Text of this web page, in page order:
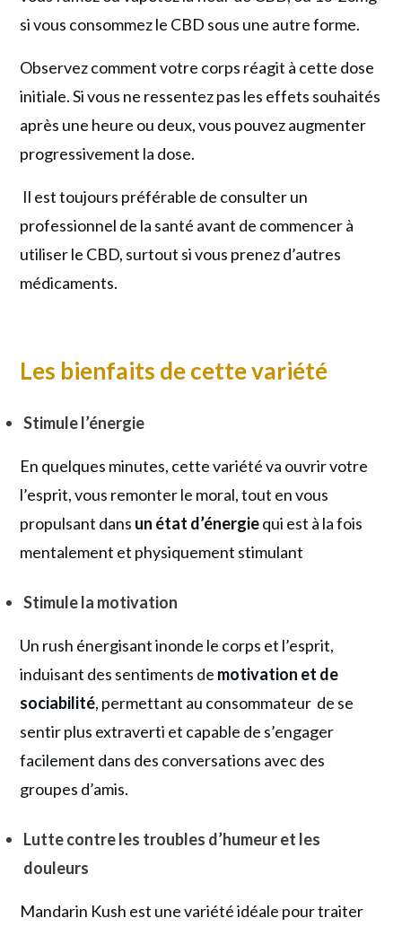
si vous consommez le CBD sous une autre forme.
Observez comment votre corps réagit à cette dose
initiale. Si vous ne ressentez pas les effets souhaités
après une heure ou deux, vous pouvez augmenter
progressivement la dose.
Il est toujours préférable de consulter un
professionnel de la santé avant de commencer à
utiliser le CBD, surtout si vous prenez d’autres
médicaments.
Les bienfaits de cette variété
Stimule l’énergie
En quelques minutes, cette variété va ouvrir votre
l’esprit, vous remonter le moral, tout en vous
propulsant dans un état d’énergiequi est à la fois
mentalement et physiquement stimulant
Stimule la motivation
Un rush énergisant inonde le corps et l’esprit,
induisant des sentiments de motivation et de
sociabilité, permettant au consommateur de se
sentir plus extraverti et capable de s’engager
facilement dans des conversations avec des
groupes d’amis.
Lutte contre les troubles d’humeur et les
douleurs
Mandarin Kush est une variété idéale pour traiter